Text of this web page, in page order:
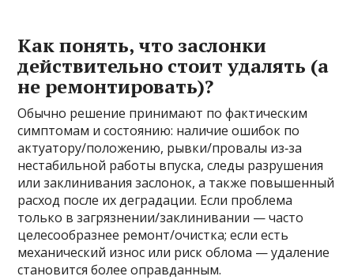
Как понять, что заслонки
действительно стоит удалять (а
не ремонтировать)?
Обычно решение принимают по фактическим
симптомам и состоянию: наличие ошибок по
актуатору/положению, рывки/провалы из‑за
нестабильной работы впуска, следы разрушения
или заклинивания заслонок, а также повышенный
расход после их деградации. Если проблема
только в загрязнении/заклинивании — часто
целесообразнее ремонт/очистка; если есть
механический износ или риск облома — удаление
становится более оправданным.